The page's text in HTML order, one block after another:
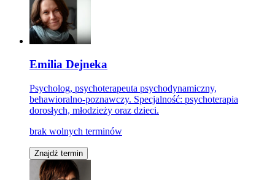
Emilia Dejneka
Psycholog, psychoterapeuta psychodynamiczny,
behawioralno-poznawczy. Specjalność: psychoterapia
dorosłych, młodzieży oraz dzieci.
brak wolnych terminów
Znajdź termin